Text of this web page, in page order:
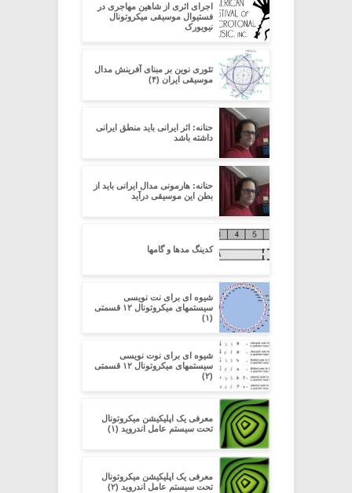
اجرای اثری از شاهین مهاجری در
فستیوال موسیقی میکروتونال
نیویورک
تئوری نوین بر مبنای آفرینش مدال
موسیقی ایران (۴)
حنانه: اثر ایرانی باید منطق ایرانی
داشته باشد
حنانه: هارمونی مدال ایرانی باید از
بطن این موسیقی درآید
کدینگ مدها و گامها
شیوه ای برای نت نویسی
سیستمهای میکروتونال ۱۲ قسمتی
(۱)
شیوه ای برای نوت نویسی
سیستمهای میکروتونال ۱۲ قسمتی
(۲)
معرفی یک اپلیکیشن میکروتونال
تحت سیستم عامل اندروید (۱)
معرفی یک اپلیکیشن میکروتونال
تحت سیستم عامل اندروید (۲)